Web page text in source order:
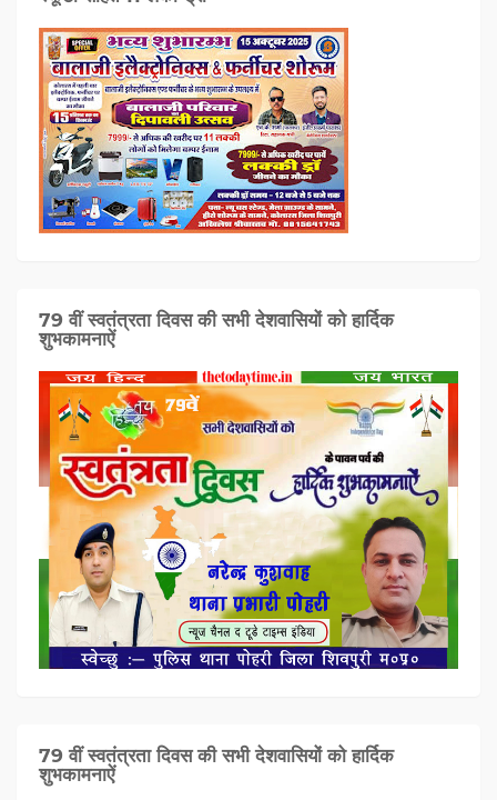
79 वीं स्वतंत्रता दिवस की सभी देशवासियों को हार्दिक
शुभकामनाऐं
79 वीं स्वतंत्रता दिवस की सभी देशवासियों को हार्दिक
शुभकामनाऐं